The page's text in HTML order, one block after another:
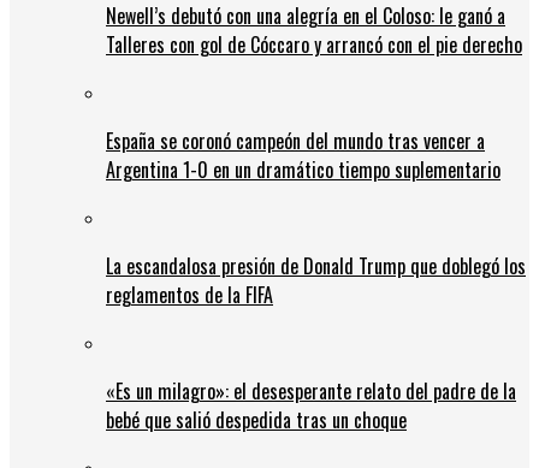
Newell’s debutó con una alegría en el Coloso: le ganó a
Talleres con gol de Cóccaro y arrancó con el pie derecho
España se coronó campeón del mundo tras vencer a
Argentina 1-0 en un dramático tiempo suplementario
La escandalosa presión de Donald Trump que doblegó los
reglamentos de la FIFA
«Es un milagro»: el desesperante relato del padre de la
bebé que salió despedida tras un choque